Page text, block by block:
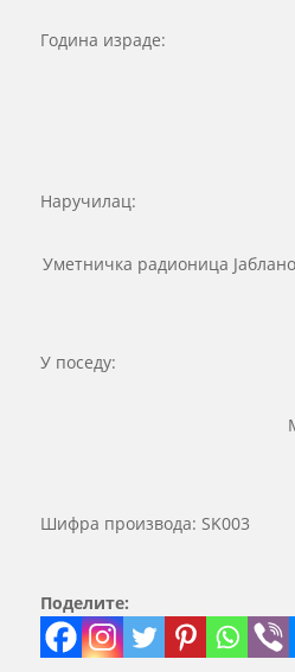
Година израде:
Наручилац:
Уметничка радионица
У поседу:
Шифра производа: SK003
Поделите: